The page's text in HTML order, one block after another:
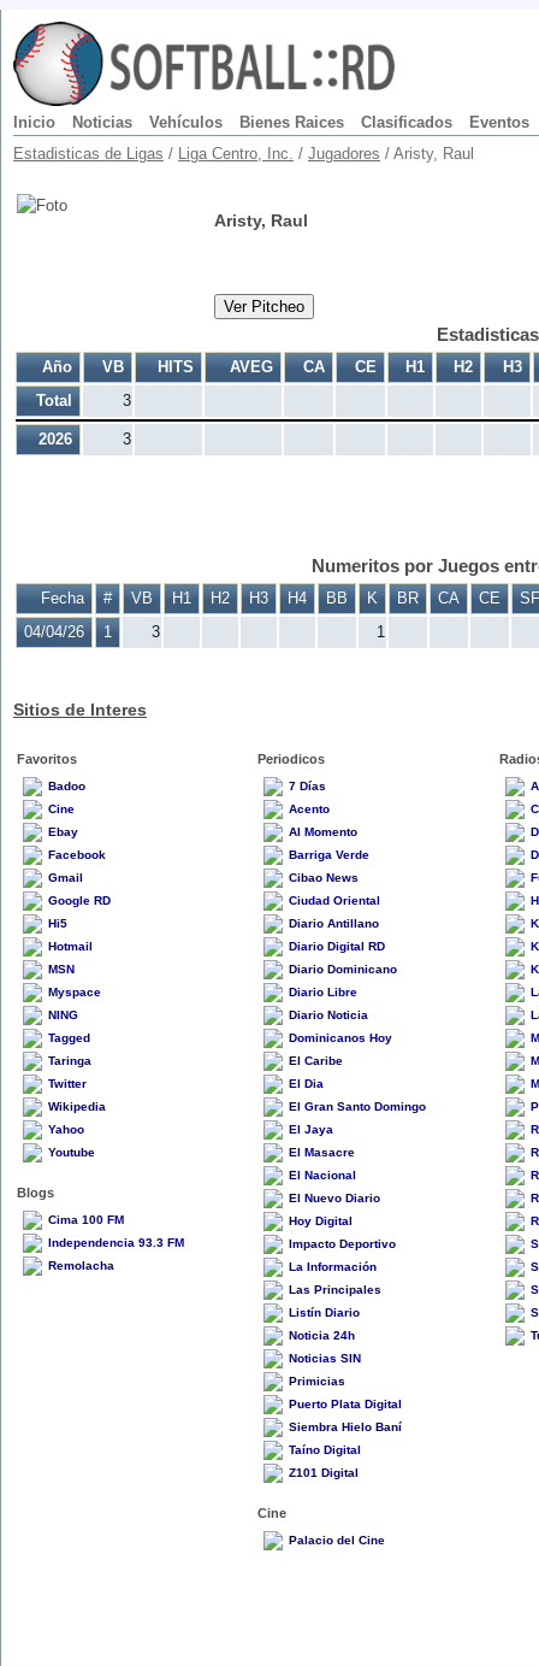
Inicio Noticias Vehículos Bienes Raices Clasificados
Eventos
Estadisticas de Ligas / Liga Centro, Inc. / Jugadores / Aristy, Raul
Aristy, Raul
Ver Pitcheo
Año VB HITS AVEG CA CE H1 H2
H3
Total
3
2026 3
Numeritos por Juegos
Fecha # VB H1 H2 H3 H4 BB K BR CA CE
SF
04/04/26
1 3 1
Sitios de Interes
Favoritos
Badoo
Cine
Ebay
Facebook
Gmail
Google RD
Hi5
Hotmail
MSN
Myspace
NING
Tagged
Taringa
Twitter
Wikipedia
Yahoo
Youtube
Blogs
Cima 100 FM
Independencia 93.3 FM
Remolacha
Periodicos
7 Días
Acento
Al Momento
Barriga Verde
Cibao News
Ciudad Oriental
Diario Antillano
Diario Digital RD
Diario Dominicano
Diario Libre
Diario Noticia
Dominicanos Hoy
El Caribe
El Dia
El Gran Santo Domingo
El Jaya
El Masacre
El Nacional
El Nuevo Diario
Hoy Digital
Impacto Deportivo
La Información
Las Principales
Listín Diario
Noticia 24h
Noticias SIN
Primicias
Puerto Plata Digital
Siembra Hielo Baní
Taíno Digital
Z101 Digital
Cine
Palacio del Cine